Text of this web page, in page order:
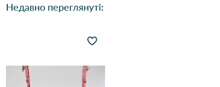
Недавно переглянуті: